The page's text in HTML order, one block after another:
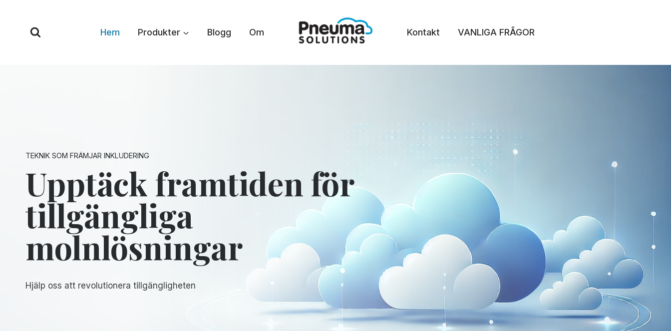
innehåll
Hem Produkter Blogg Om Kontakt VANLIGA FRÅGOR
TEKNIK SOM FRÄMJAR INKLUDERING
Upptäck framtiden för
tillgängliga
molnlösningar
Hjälp oss att revolutionera tillgängligheten